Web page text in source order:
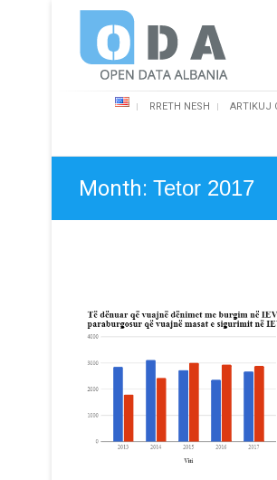
Open Data Albania
RRETH NESH ARTIKUJ
Month: Tetor 2017